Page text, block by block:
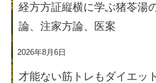
経方方証縦横に学ぶ猪苓湯
論、注家方論、医案
2026年8月6日
才能ない筋トレもダイエッ